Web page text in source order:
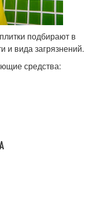
подбирают в
и вида загрязнений.
средства: